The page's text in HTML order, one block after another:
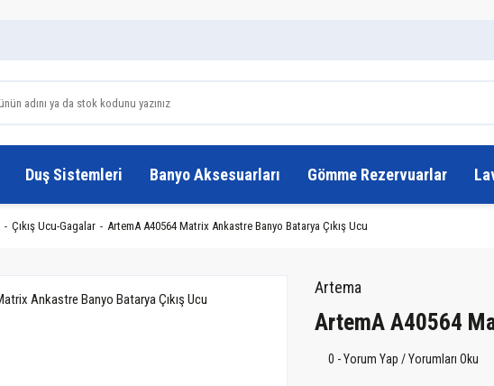
Duş Sistemleri Banyo Aksesuarları Gömme Rezervuarlar
Çıkış Ucu-Gagalar ArtemA A40564 Matrix Ankastre Banyo Batarya Çıkış Ucu
Artema
ArtemA A40564
0 - Yorum Yap / Yorumları Oku